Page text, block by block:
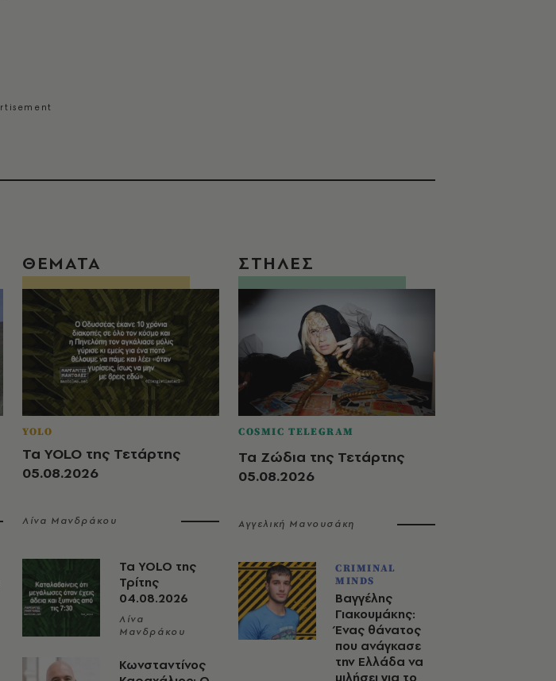
ΘΕΜΑΤΑ
YOLO
Τα YOLO της Τετάρτης
05.08.2026
Λίνα Μανδράκου
Τα YOLO της
Τρίτης
04.08.2026
Λίνα
Μανδράκου
Κωνσταντίνος
ΣΤΗΛΕΣ
COSMIC TELEGRAM
Τα Ζώδια της Τετάρτης
05.08.2026
Αγγελική Μανουσάκη
CRIMINAL
MINDS
Βαγγέλης
Γιακουμάκης:
Ένας θάνατος
που ανάγκασε
την Ελλάδα να
μιλήσει για το